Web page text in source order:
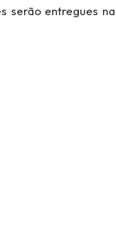
serão entregues na